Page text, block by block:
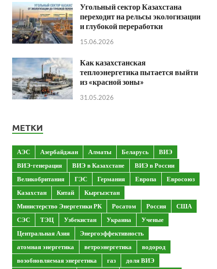
Угольный сектор Казахстана
переходит на рельсы экологизации
и глубокой переработки
15.06.2026
Как казахстанская
теплоэнергетика пытается выйти
из «красной зоны»
31.05.2026
МЕТКИ
АЭС Азербайджан Алматы Беларусь
ВИЭ
ВИЭ-генерация
ВИЭ в Казахстане
ВИЭ в России
Великобритания
ГЭС Германия Европа
Евросоюз
Казахстан
Китай
Кыргызстан
Министерство Энергетики РК
Росатом Россия
США
СЭС
ТЭЦ Узбекистан Украина
Ученые
Центральная Азия
Энергоэффективность
атомная энергетика
ветроэнергетика
водород
возобновляемая энергетика
газ
доля ВИЭ